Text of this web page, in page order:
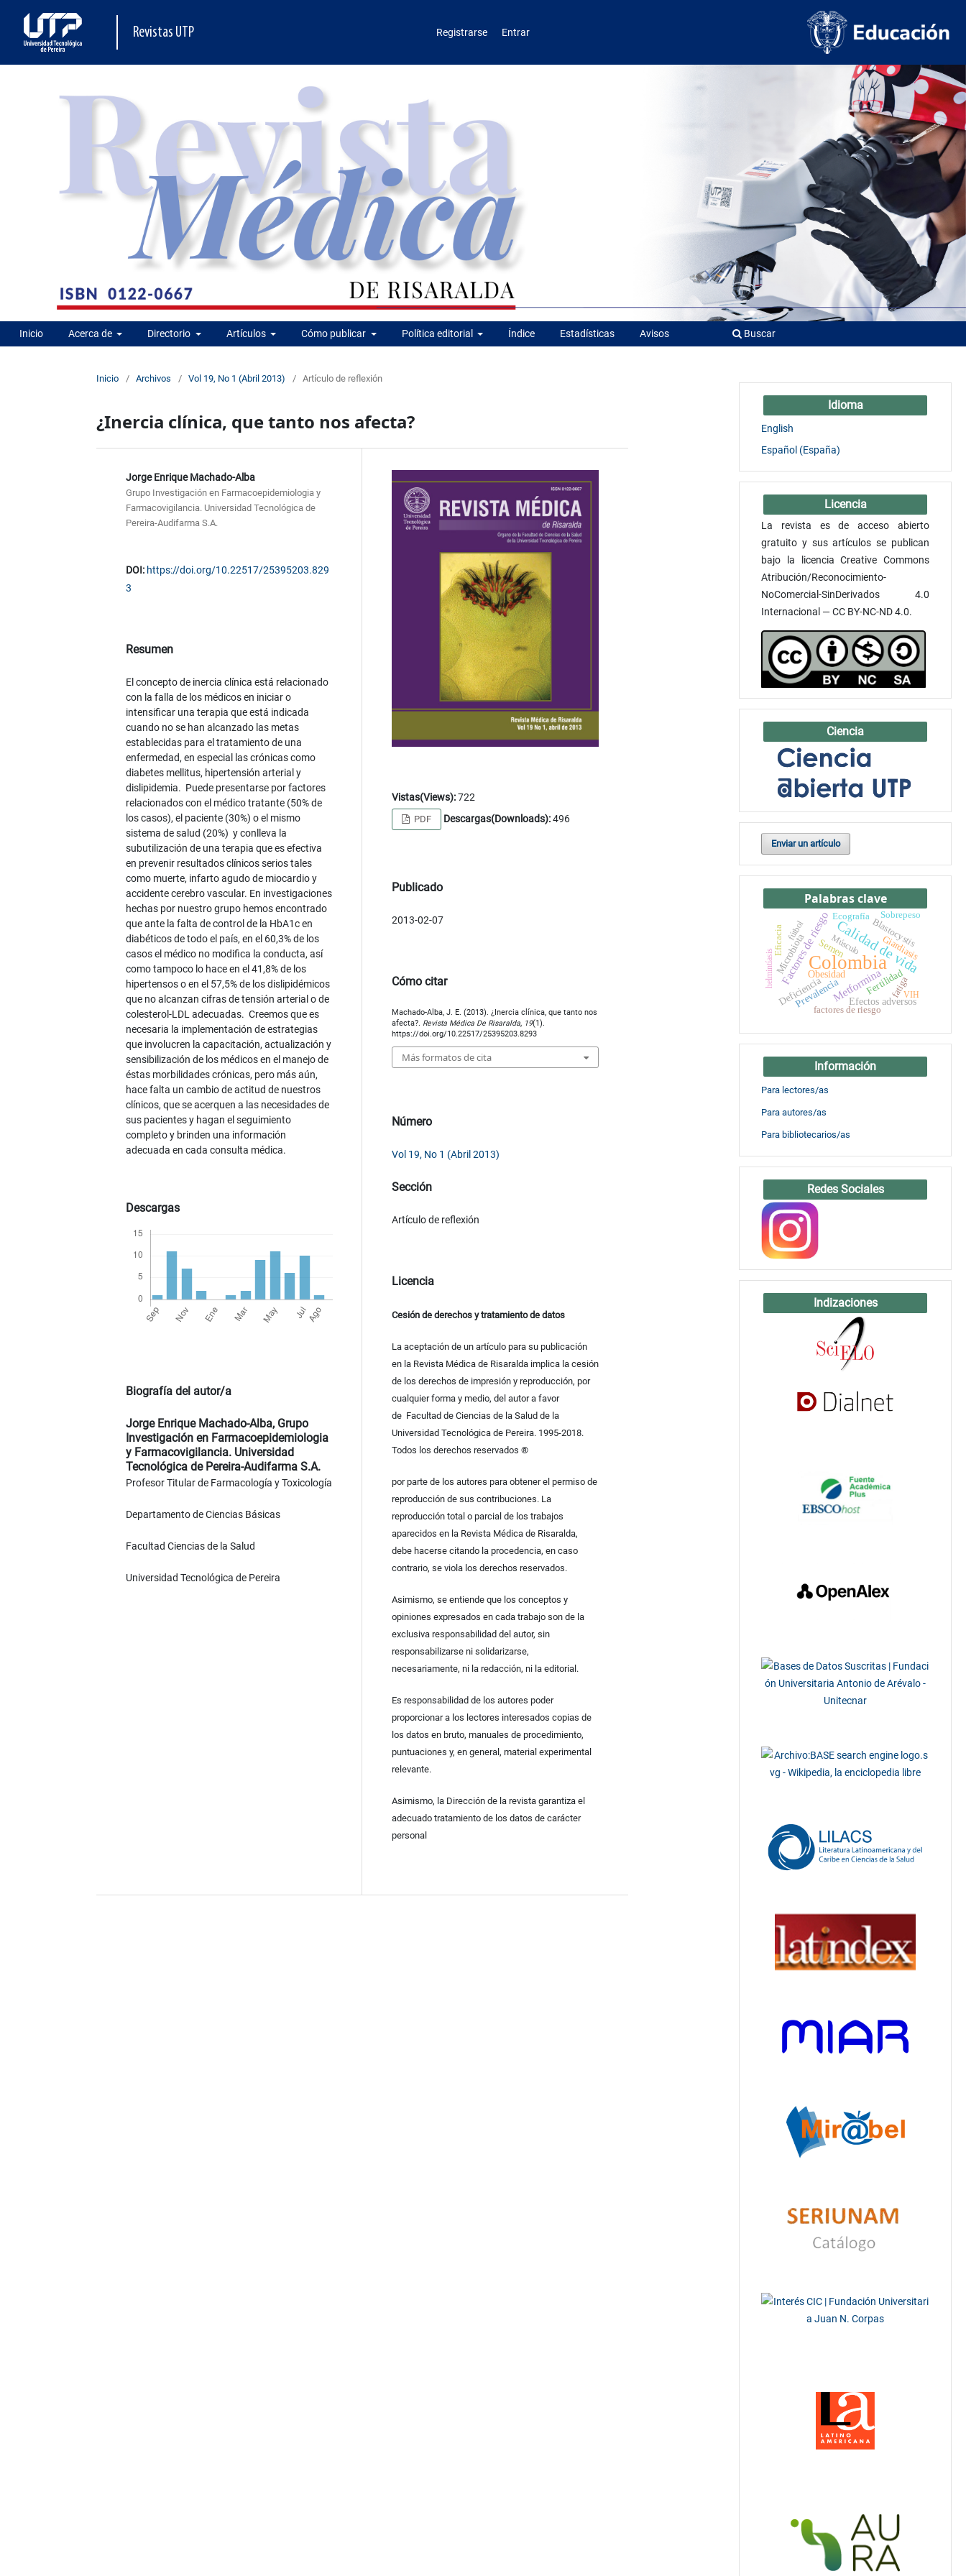
Revistas UTP Registrarse Entrar
Inicio Acerca de Directorio Artículos Cómo publicar Política editorial Índice Estadísticas Avisos Buscar
Inicio / Archivos / Vol 19, No 1 (Abril 2013) / Artículo de reflexión
¿Inercia clínica, que tanto nos afecta?
Jorge Enrique Machado-Alba
Grupo Investigación en Farmacoepidemiologia y
Farmacovigilancia. Universidad Tecnológica de
Pereira-Audifarma S.A.
DOI: https://doi.org/10.22517/25395203.829
3
Resumen
El concepto de inercia clínica está relacionado
con la falla de los médicos en iniciar o
intensificar una terapia que está indicada
cuando no se han alcanzado las metas
establecidas para el tratamiento de una
enfermedad, en especial las crónicas como
diabetes mellitus, hipertensión arterial y
dislipidemia. Puede presentarse por factores
relacionados con el médico tratante (50% de
los casos), el paciente (30%) o el mismo
sistema de salud (20%) y conlleva la
subutilización de una terapia que es efectiva
en prevenir resultados clínicos serios tales
como muerte, infarto agudo de miocardio y
accidente cerebro vascular. En investigaciones
hechas por nuestro grupo hemos encontrado
que ante la falta de control de la HbA1c en
diabéticos de todo el país, en el 60,3% de los
casos el médico no modifica la conducta, así
como tampoco lo hace en el 41,8% de los
hipertensos o en el 57,5% de los dislipidémicos
que no alcanzan cifras de tensión arterial o de
colesterol-LDL adecuadas. Creemos que es
necesaria la implementación de estrategias
que involucren la capacitación, actualización y
sensibilización de los médicos en el manejo de
éstas morbilidades crónicas, pero más aún,
hace falta un cambio de actitud de nuestros
clínicos, que se acerquen a las necesidades de
sus pacientes y hagan el seguimiento
completo y brinden una información
adecuada en cada consulta médica.
Descargas
Biografía del autor/a
Jorge Enrique Machado-Alba, Grupo
Investigación en Farmacoepidemiologia
y Farmacovigilancia. Universidad
Tecnológica de Pereira-Audifarma S.A.
Profesor Titular de Farmacología y Toxicología
Departamento de Ciencias Básicas
Facultad Ciencias de la Salud
Universidad Tecnológica de Pereira
Vistas(Views):722
PDF Descargas(Downloads):496
Publicado
2013-02-07
Cómo citar
Machado-Alba, J. E. (2013). ¿Inercia clínica, que tanto nos
afecta?. Revista Médica De Risaralda, 19(1).
https://doi.org/10.22517/25395203.8293
Más formatos de cita
Número
Vol 19, No 1 (Abril 2013)
Sección
Artículo de reflexión
Licencia
Cesión de derechos y tratamiento de datos
La aceptación de un artículo para su publicación
en la Revista Médica de Risaralda implica la cesión
de los derechos de impresión y reproducción, por
cualquier forma y medio, del autor a favor
de Facultad de Ciencias de la Salud de la
Universidad Tecnológica de Pereira. 1995-2018.
Todos los derechos reservados ®
por parte de los autores para obtener el permiso de
reproducción de sus contribuciones. La
reproducción total o parcial de los trabajos
aparecidos en la Revista Médica de Risaralda,
debe hacerse citando la procedencia, en caso
contrario, se viola los derechos reservados.
Asimismo, se entiende que los conceptos y
opiniones expresados en cada trabajo son de la
exclusiva responsabilidad del autor, sin
responsabilizarse ni solidarizarse,
necesariamente, ni la redacción, ni la editorial.
Es responsabilidad de los autores poder
proporcionar a los lectores interesados copias de
los datos en bruto, manuales de procedimiento,
puntuaciones y, en general, material experimental
relevante.
Asimismo, la Dirección de la revista garantiza el
adecuado tratamiento de los datos de carácter
personal
Idioma
English
Español (España)
Licencia
La revista es de acceso abierto
gratuito y sus artículos se publican
bajo la licencia Creative Commons
Atribución/Reconocimiento-
NoComercial-SinDerivados 4.0
Internacional — CC BY-NC-ND 4.0.
Ciencia
Enviar un artículo
Palabras clave
Colombia
Calidad de vida
Factores de riesgoMetformina
MicrobiotaObesidad
Semen
Fertilidad
Prevalencia
Deficiencia Efectos adversos
factores de riesgo
fatiga
Giardiasis
Eficacia Blastocystis
Ecografía Sobrepeso
VIH
Músculo
fútbol
helmintíasis
Información
Para lectores/as
Para autores/as
Para bibliotecarios/as
Redes Sociales
Indizaciones